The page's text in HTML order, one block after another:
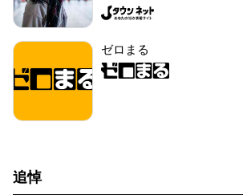
ゼロまる
追悼